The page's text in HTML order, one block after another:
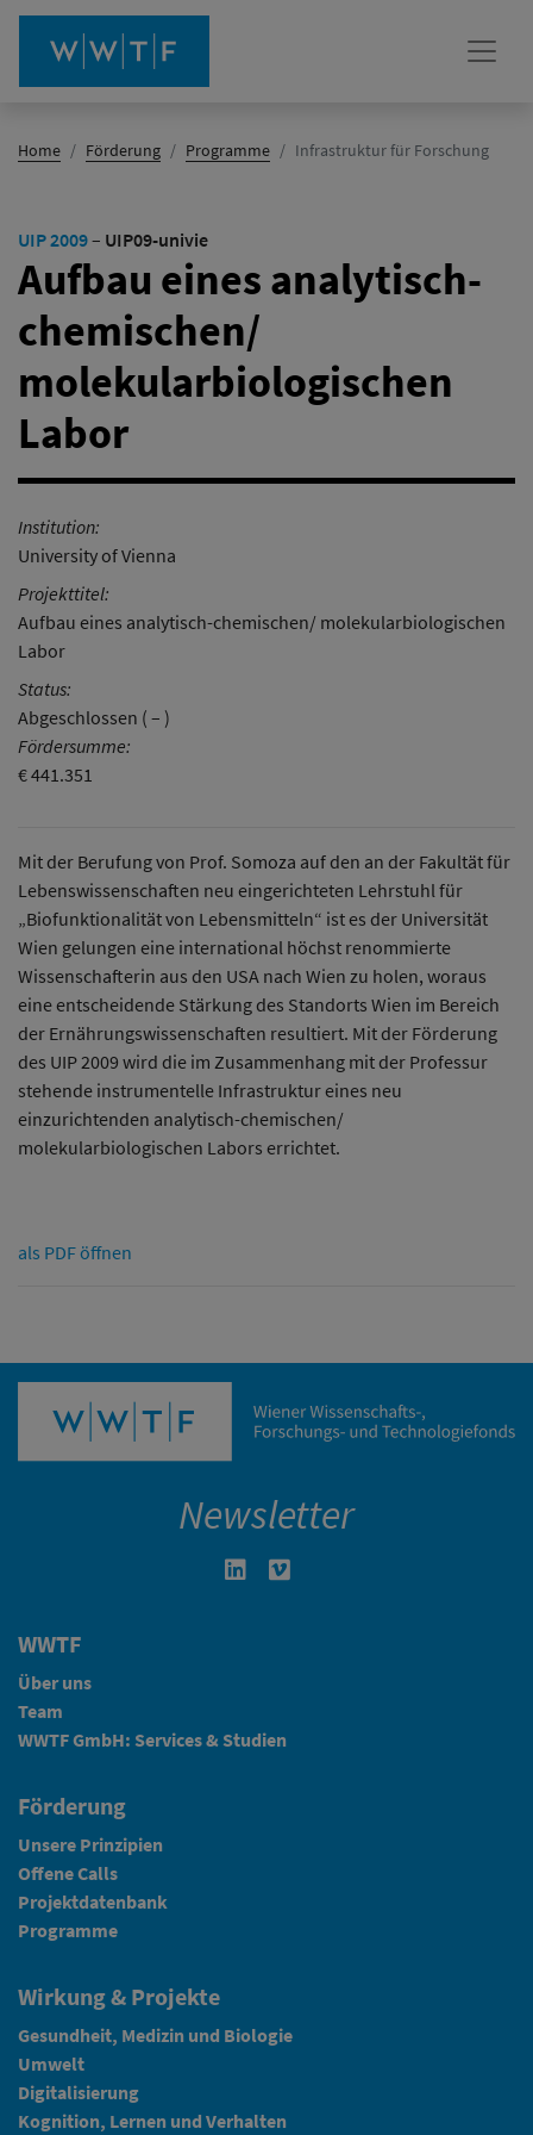
Home Förderung Programme Infrastruktur für Forschung(Aktiv)
UIP 2009– UIP09-univie
Aufbau eines analytisch-
chemischen/
molekularbiologischen
Labor
Institution:
University of Vienna
Projekttitel:
Aufbau eines analytisch-chemischen/ molekularbiologischen
Labor
Status:
Abgeschlossen ( – )
Fördersumme:
€ 441.351
Mit der Berufung von Prof. Somoza auf den an der Fakultät für
Lebenswissenschaften neu eingerichteten Lehrstuhl für
„Biofunktionalität von Lebensmitteln“ ist es der Universität
Wien gelungen eine international höchst renommierte
Wissenschafterin aus den USA nach Wien zu holen, woraus
eine entscheidende Stärkung des Standorts Wien im Bereich
der Ernährungswissenschaften resultiert. Mit der Förderung
des UIP 2009 wird die im Zusammenhang mit der Professur
stehende instrumentelle Infrastruktur eines neu
einzurichtenden analytisch-chemischen/
molekularbiologischen Labors errichtet.
als PDF öffnen
Newsletter
Linkedin in neuem Fenster öffnen
WWTF
Über uns
Team
WWTF GmbH: Services & Studien
Förderung
Unsere Prinzipien
Offene Calls
Projektdatenbank
Programme
Wirkung & Projekte
Gesundheit, Medizin und Biologie
Umwelt
Digitalisierung
Kognition, Lernen und Verhalten